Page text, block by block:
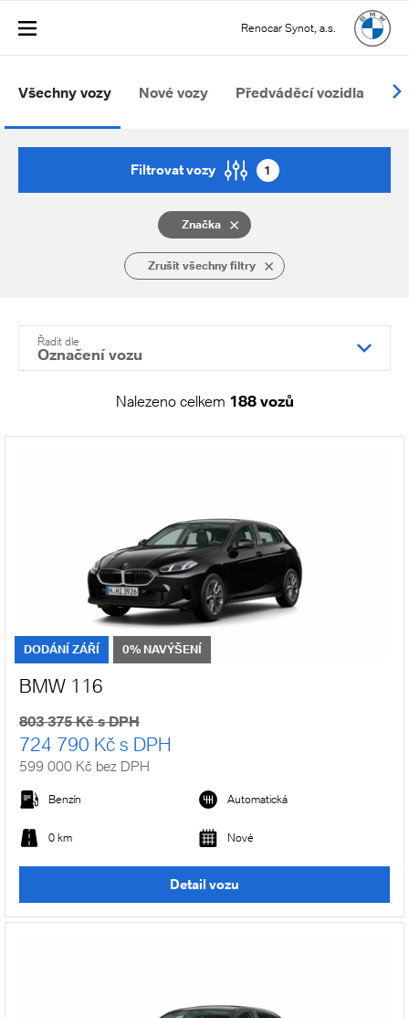
Renocar Synot, a.s.
Všechny vozy Nové vozy Předváděcí vozidla
Filtrovat vozy 1
Značka
Zrušit všechny filtry
Nalezeno celkem 188 vozů
Řadit dle
Označení vozu
DODÁNÍ ZÁŘÍ 0% NAVÝŠENÍ
BMW 116
803 375 Kč s DPH
724 790 Kč s DPH
599 000 Kč bez DPH
Benzín Automatická
0 km Nové
Detail vozu